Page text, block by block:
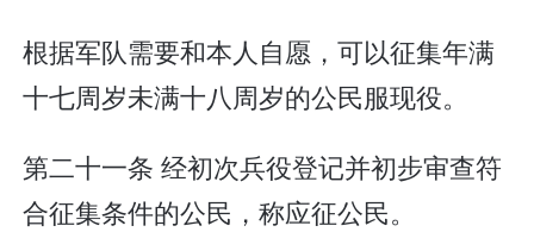
根据军队需要和本人自愿，可以征集年满
十七周岁未满十八周岁的公民服现役。
第二十一条 经初次兵役登记并初步审查符
合征集条件的公民，称应征公民。